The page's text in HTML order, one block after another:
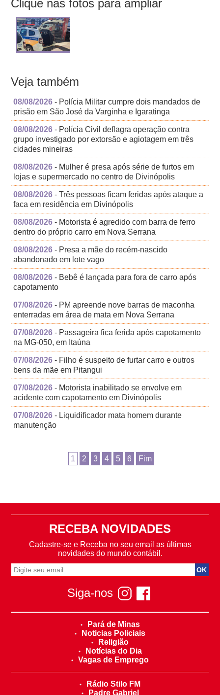
Clique nas fotos para ampliar
Veja também
08/08/2026 - Polícia Militar cumpre dois mandados de
prisão em São José da Varginha e Igaratinga
08/08/2026 - Polícia Civil deflagra operação contra
grupo investigado por extorsão e agiotagem em três
cidades mineiras
08/08/2026 - Mulher é presa após série de furtos em
lojas e supermercado no centro de Divinópolis
08/08/2026 - Três pessoas ficam feridas após ataque a
faca em residência em Divinópolis
08/08/2026 - Motorista é agredido com barra de ferro
dentro do próprio carro em Nova Serrana
08/08/2026 - Presa a mãe do recém-nascido
abandonado em lote vago
08/08/2026 - Bebê é lançada para fora de carro após
capotamento
07/08/2026 - PM apreende nove barras de maconha
enterradas em área de mata em Nova Serrana
07/08/2026 - Passageira fica ferida após capotamento
na MG-050, em Itaúna
07/08/2026 - Filho é suspeito de furtar carro e outros
bens da mãe em Pitangui
07/08/2026 - Motorista inabilitado se envolve em
acidente com capotamento em Divinópolis
07/08/2026 - Liquidificador mata homem durante
manutenção
1 2 3 4 5 6 Fim
RECEBA NOVIDADES
Cadastre-se e Receba no seu email as últimas
novidades do mundo contábil.
Siga-nos
Pará de Minas
Noticias Policiais
Religião
Notícias do Dia
Vagas de Emprego
Rádio Stilo FM
Padre Gabriel